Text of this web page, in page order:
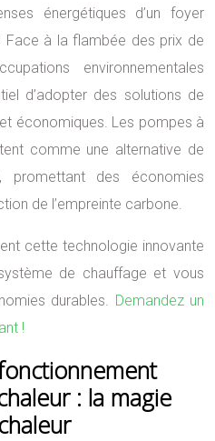
énergétiques d’un foyer
Face à la flambée des prix de
environnementales
d’adopter des solutions de
économiques. Les pompes à
comme une alternative de
promettant des économies
de l’empreinte carbone.
cette technologie innovante
de chauffage et vous
durables. Demandez un
!
: la magie